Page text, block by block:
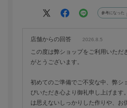
しっかり梱包されていて
しっかりした作りでとても満足です。
お供えもお花も置くのに、
十分な大きさで選んで良かったです。
参考になった
店舗からの回答 2026.8.5
この度は弊ショップをご利用いただ
がとうございます。
初めてのご準備でご不安な中、弊シ
びいただき心より御礼申し上げます
は思えないしっかりした作りや、お